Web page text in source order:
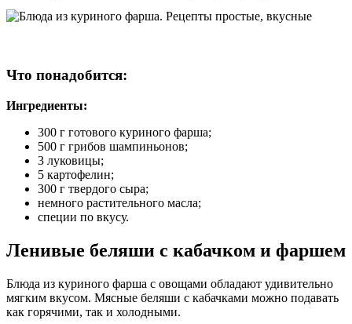
Что понадобится:
Ингредиенты:
300 г готового куриного фарша;
500 г грибов шампиньонов;
3 луковицы;
5 картофелин;
300 г твердого сыра;
немного растительного масла;
специи по вкусу.
Ленивые беляши с кабачком и фаршем
Блюда из куриного фарша с овощами обладают удивительно
мягким вкусом. Мясные беляши с кабачками можно подавать
как горячими, так и холодными.